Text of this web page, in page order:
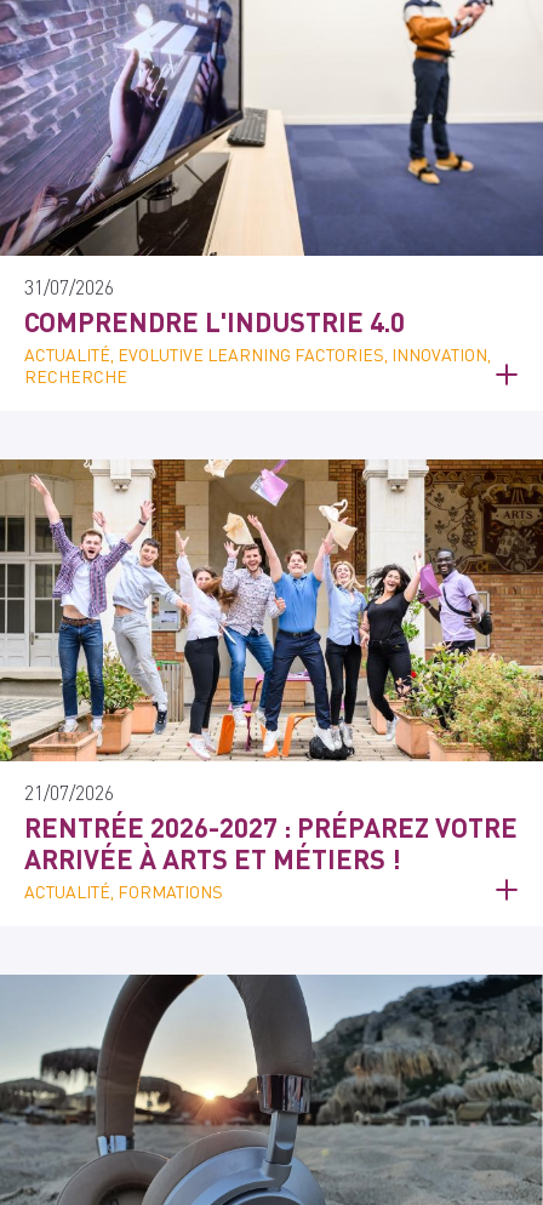
31/07/2026
COMPRENDRE L'INDUSTRIE 4.0
ACTUALITÉ, EVOLUTIVE LEARNING FACTORIES, INNOVATION,
RECHERCHE
21/07/2026
RENTRÉE 2026-2027 : PRÉPAREZ VOTRE
ARRIVÉE À ARTS ET MÉTIERS !
ACTUALITÉ, FORMATIONS